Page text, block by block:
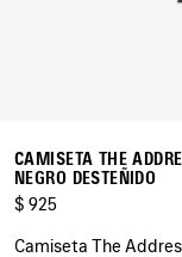
CAMISETA THE
NEGRO DESTEÑIDO
$ 925
Camiseta The